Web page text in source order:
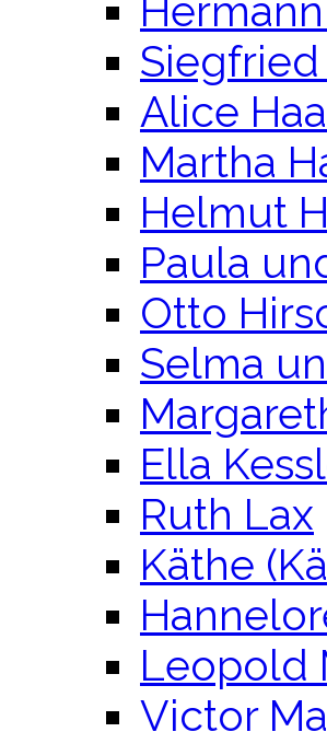
Alice
Martha
Helmut
Paula
Otto
Selma
Ella
Ruth Lax
Käthe
Leopold
Victor